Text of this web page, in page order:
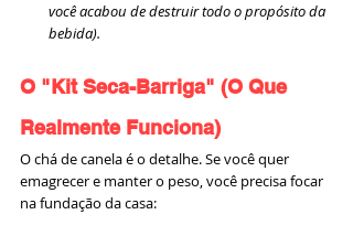
você acabou de destruir todo o propósito da
bebida).
O "Kit Seca-Barriga" (O Que
Realmente Funciona)
O chá de canela é o detalhe. Se você quer
emagrecer e manter o peso, você precisa focar
na fundação da casa: